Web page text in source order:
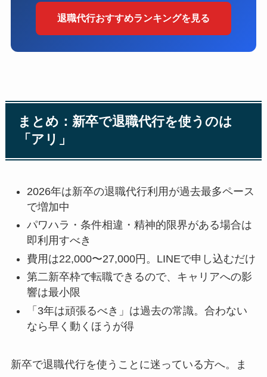
退職代行おすすめランキングを見る
まとめ：新卒で退職代行を使うのは
「アリ」
2026年は新卒の退職代行利用が過去最多ペース
で増加中
パワハラ・条件相違・精神的限界がある場合は
即利用すべき
費用は22,000〜27,000円。LINEで申し込むだけ
第二新卒枠で転職できるので、キャリアへの影
響は最小限
「3年は頑張るべき」は過去の常識。合わない
なら早く動くほうが得
新卒で退職代行を使うことに迷っている方へ。ま